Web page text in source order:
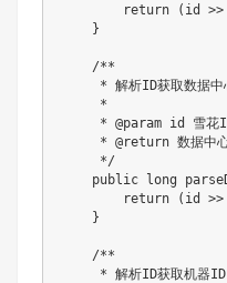
return (id
    }
    /**
* 解析ID获取数据中
     *
* @param id 雪花
* @return 数据中
     */
public long
return (id
    }
    /**
     * 解析ID获取机器ID